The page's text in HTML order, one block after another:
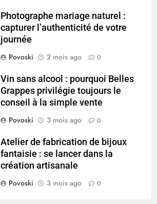
Photographe mariage naturel :
capturer l’authenticité de votre
journée
Povoski
2 mois ago 0
Vin sans alcool : pourquoi Belles
Grappes privilégie toujours le
conseil à la simple vente
Povoski
3 mois ago 0
Atelier de fabrication de bijoux
fantaisie : se lancer dans la
création artisanale
Povoski
3 mois ago 0
Les secrets révélés pour une
peau éclatante grâce à The
Ordinary
SANTÉ
Prévenir les chutes chez les
seniors: aménagement et
exercices
BIEN ÊTRE
Voyance à La Rochelle : où
sérieux à un tarif juste ?